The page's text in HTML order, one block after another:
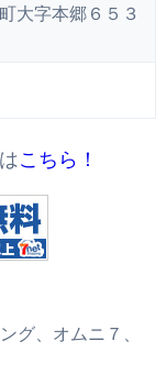
大字本郷６５３
こちら！
グ、オムニ７、